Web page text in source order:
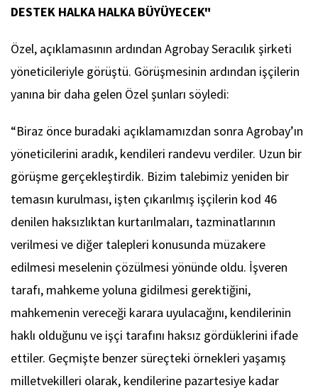
DESTEK HALKA HALKA BÜYÜYECEK"
Özel, açıklamasının ardından Agrobay Seracılık şirketi
yöneticileriyle görüştü. Görüşmesinin ardından işçilerin
yanına bir daha gelen Özel şunları söyledi:
“Biraz önce buradaki açıklamamızdan sonra Agrobay’ın
yöneticilerini aradık, kendileri randevu verdiler. Uzun bir
görüşme gerçekleştirdik. Bizim talebimiz yeniden bir
temasın kurulması, işten çıkarılmış işçilerin kod 46
denilen haksızlıktan kurtarılmaları, tazminatlarının
verilmesi ve diğer talepleri konusunda müzakere
edilmesi meselenin çözülmesi yönünde oldu. İşveren
tarafı, mahkeme yoluna gidilmesi gerektiğini,
mahkemenin vereceği karara uyulacağını, kendilerinin
haklı olduğunu ve işçi tarafını haksız gördüklerini ifade
ettiler. Geçmişte benzer süreçteki örnekleri yaşamış
milletvekilleri olarak, kendilerine pazartesiye kadar